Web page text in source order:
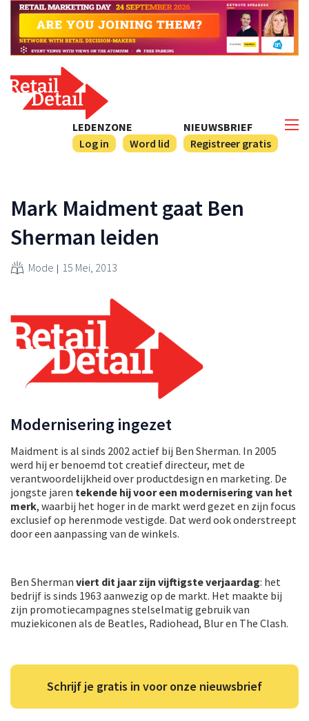
NIEUWSBRIEF
Registreer gratis
LEDENZONE
Log in
Word lid
Mark Maidment gaat Ben
Sherman leiden
Mode 15 Mei, 2013
Modernisering ingezet
Maidment is al sinds 2002 actief bij Ben Sherman. In 2005
werd hij er benoemd tot creatief directeur, met de
verantwoordelijkheid over productdesign en marketing. De
jongste jaren tekende hij voor een modernisering van het
merk, waarbij het hoger in de markt werd gezet en zijn focus
exclusief op herenmode vestigde. Dat werd ook onderstreept
door een aanpassing van de winkels.
Ben Sherman viert dit jaar zijn vijftigste verjaardag: het
bedrijf is sinds 1963 aanwezig op de markt. Het maakte bij
zijn promotiecampagnes stelselmatig gebruik van
muziekiconen als de Beatles, Radiohead, Blur en The Clash.
Schrijf je gratis in voor onze nieuwsbrief